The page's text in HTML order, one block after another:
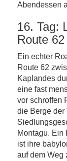
Abendessen
16. Tag:
Route 62
Ein echter
Route 62
Kaplandes
eine fast
vor schroffen
die Berge der
Montagu. Ein
ist ihre
auf dem Weg